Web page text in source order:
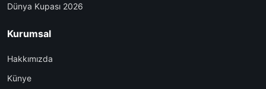
Dünya Kupası 2026
Kurumsal
Hakkımızda
Künye